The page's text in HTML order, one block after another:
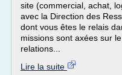
site (commercial, achat,
avec la Direction des
dont vous êtes le relais
missions sont axées sur
relations...
Lire la suite